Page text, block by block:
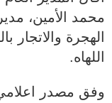
محمد الأمين،
الهجرة والاتجار
اللهاه.
وفق مصدر اعلامي